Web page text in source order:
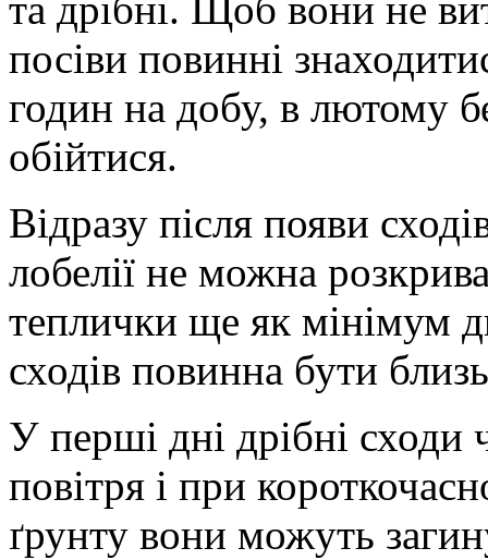
та дрібні. Щоб вони не
посіви повинні
годин на добу, в лютому
обійтися.
Відразу після появи
лобелії не можна
теплички ще як мінімум
сходів повинна бути
У перші дні дрібні сходи
повітря і при
ґрунту вони можуть